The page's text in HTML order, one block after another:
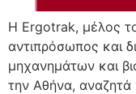
H Ergotrak, μέλος
αντιπρόσωπος και
μηχανημάτων και
την Αθήνα, αναζητά